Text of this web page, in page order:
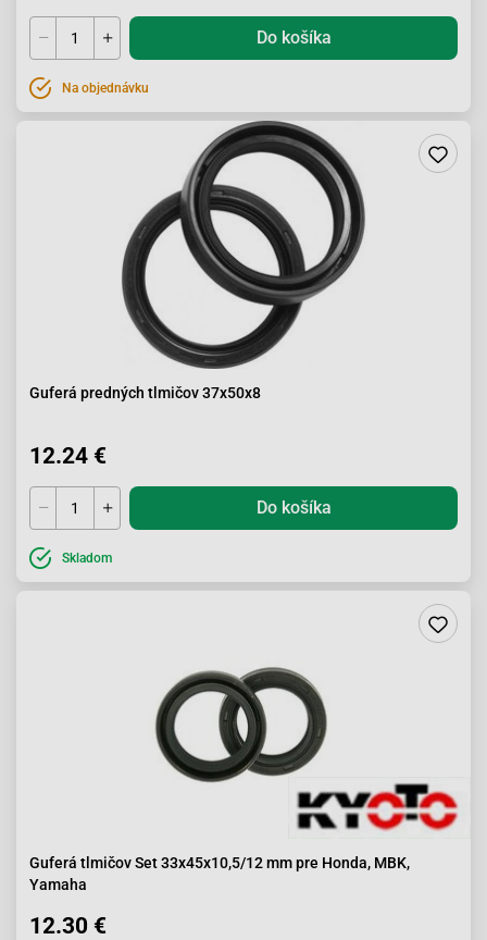
Do košíka
Na objednávku
Guferá predných tlmičov 37x50x8
12.24 €
Do košíka
Skladom
Guferá tlmičov Set 33x45x10,5/12 mm pre Honda, MBK,
Yamaha
12.30 €